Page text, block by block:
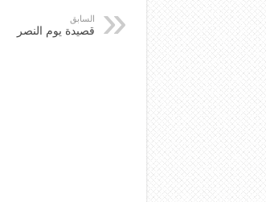
السابق
قصيدة يوم النصر